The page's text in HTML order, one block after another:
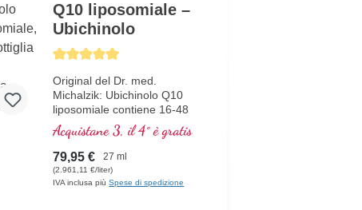
Average rating of 5 out of 5 stars
Q10 liposomiale –
Ubichinolo
Original del Dr. med.
Michalzik: Ubichinolo Q10
liposomiale contiene 16-48
mg di ubichinolo (coenzima
Q10) per dose giornaliera.
Questo integratore alimentare
di alta qualità è privo di
additivi ed è prodotto in
Acquistane 3, il 4° è gratis
79,95 € 27 ml
(2.961,11 €/liter)
IVA inclusa piùSpese di spedizione